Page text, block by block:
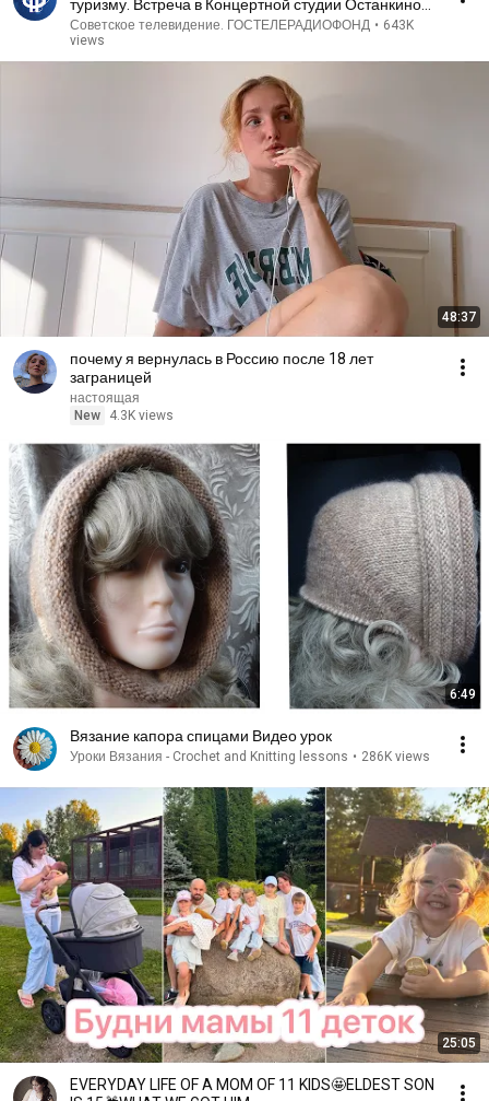
туризму. Встреча в Концертной студии Останкино
(1982)
Советское телевидение. ГОСТЕЛЕРАДИОФОНД • 643K
views
48:37
почему я вернулась в Россию после 18 лет
заграницей
настоящая
New
4.3K views
6:49
Вязание капора спицами Видео урок
Уроки Вязания - Crochet and Knitting lessons • 286K views
25:05
EVERYDAY LIFE OF A MOM OF 11 KIDS🤩ELDEST SON